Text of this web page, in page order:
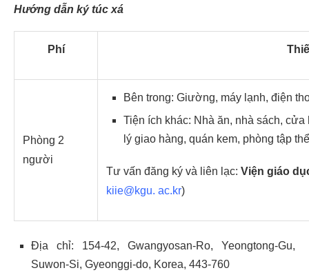
Hướng dẫn ký túc xá
Phí
Phòng 2
người
Bên trong: Giường, máy lạnh, điện
Tiện ích khác: Nhà ăn, nhà sách,
lý giao hàng, quán kem, phòng tập
Tư vấn đăng ký và liên lạc: Viện giáo
kiie@kgu. ac.kr)
Địa chỉ: 154-42, Gwangyosan-Ro, Yeongtong-Gu,
Suwon-Si, Gyeonggi-do, Korea, 443-760